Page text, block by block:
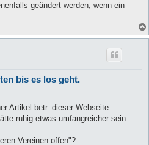
geändert werden, wenn ein
bis es los geht.
Artikel betr. dieser Webseite
ruhig etwas umfangreicher sein
Vereinen offen"?